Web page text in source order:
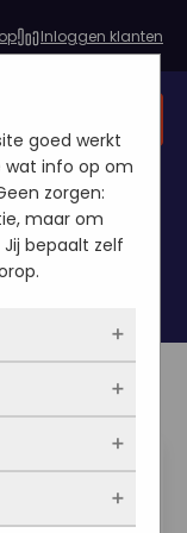
Inloggen klanten
social
goed werkt
wat info op om
zorgen:
maar om
bepaalt zelf
website
actief en
worden
zoals
je
onze site
Zo